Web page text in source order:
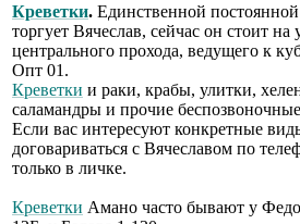
Креветки. Единственной постоянной
торгует Вячеслав, сейчас он стоит
центрального прохода, ведущего к
Опт 01.
Креветки и раки, крабы, улитки,
саламандры и прочие
Если вас интересуют конкретные
договариваться с Вячеславом по
только в личке.
Креветки Амано часто бывают у